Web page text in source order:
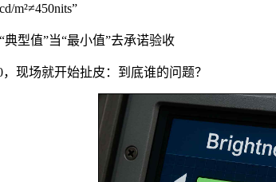
m²≠450nits”
型值”当“最小值”去承诺验收
现场就开始扯皮：到底谁的问题？